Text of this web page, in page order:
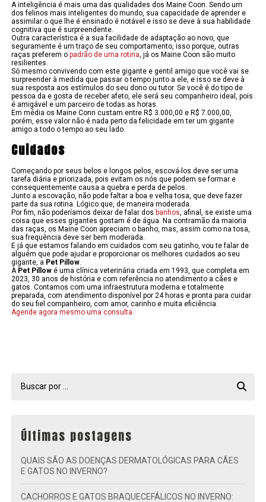
A inteligência é mais uma das qualidades dos Maine Coon. Sendo um
dos felinos mais inteligentes do mundo, sua capacidade de aprender e
assimilar o que lhe é ensinado é notável e isso se deve à sua habilidade
cognitiva que é surpreendente.
Outra característica é a sua facilidade de adaptação ao novo, que
seguramente é um traço de seu comportamento, isso porque, outras
raças preferem opadrão de uma rotina, já os Maine Coon são muito
resilientes.
Só mesmo convivendo com este gigante e gentil amigo que você vai se
surpreender à medida que passar o tempo junto a ele, e isso se deve à
sua resposta aos estímulos do seu dono ou tutor. Se você é do tipo de
pessoa da e gosta de receber afeto, ele será seu companheiro ideal, pois
é amigável e um parceiro de todas as horas.
Em média os Maine Conn custam entre R$ 3.000,00 e R$ 7.000,00,
porém, esse valor não é nada perto da felicidade em ter um gigante
amigo a todo o tempo ao seu lado.
Cuidados
Começando por seus belos e longos pelos, escová-los deve ser uma
tarefa diária e priorizada, pois evitam os nós que podem se formar e
consequentemente causa a quebra e perda de pelos.
Junto a escovação, não pode faltar a boa e velha tosa, que deve fazer
parte da sua rotina. Lógico que, de maneira moderada.
Por fim, não poderíamos deixar de falar dos banhos, afinal, se existe uma
coisa que esses gigantes gostam é de água. Na contramão da maioria
das raças, os Maine Coon apreciam o banho, mas, assim como na tosa,
sua frequência deve ser bem moderada.
E já que estamos falando em cuidados com seu gatinho, vou te falar de
alguém que pode ajudar e proporcionar os melhores cuidados ao seu
gigante, a Pet Pillow.
A Pet Pillow é uma clínica veterinária criada em 1993, que completa em
2023, 30 anos de história e com referência no atendimento a cães e
gatos. Contamos com uma infraestrutura moderna e totalmente
preparada, com atendimento disponível por 24 horas e pronta para cuidar
do seu fiel companheiro, com amor, carinho e muita eficiência.
Agende agora mesmo uma consulta.
Últimas postagens
QUAIS SÃO AS DOENÇAS DERMATOLÓGICAS PARA CÃES
E GATOS NO INVERNO?
CACHORROS E GATOS BRAQUECEFÁLICOS NO INVERNO: